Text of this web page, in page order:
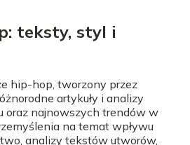
teksty, styl i
hip-hop, tworzony przez
artykuły i analizy
oraz najnowszych trendów w
na temat wpływu
analizy tekstów utworów,